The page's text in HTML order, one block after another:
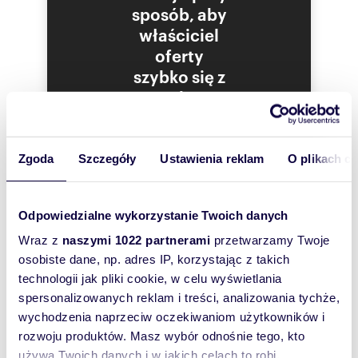
Zgoda Szczegóły Ustawienia reklam O plikach
Odpowiedzialne wykorzystanie Twoich danych
Wraz z naszymi 1022 partnerami przetwarzamy Twoje
osobiste dane, np. adres IP, korzystając z takich
technologii jak pliki cookie, w celu wyświetlania
spersonalizowanych reklam i treści, analizowania tychże,
wychodzenia naprzeciw oczekiwaniom użytkowników i
rozwoju produktów. Masz wybór odnośnie tego, kto
używa Twoich danych i w jakich celach to robi.
rozumieniu Kodeksu Cywilnego i ma jedynie
charakter informacyjny, Arka nie ponosi
odpowiedzialności za jej kompletność i
zgodność ze stanem faktycznym.
Oferta wysłana z programu dla biur
nieruchomości ASARI CRM (asaricrm.com)
Numer oferty: ARK26364
sposób, aby
właściciel
oferty
szybko się z
Tobą